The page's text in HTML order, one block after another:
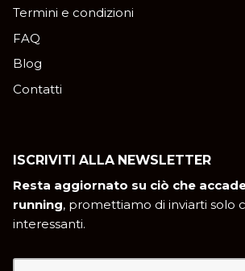
Termini e condizioni
FAQ
Blog
Contatti
ISCRIVITI ALLA NEWSLETTER
Resta aggiornato su ciò che
running, promettiamo di inviarti solo
interessanti.